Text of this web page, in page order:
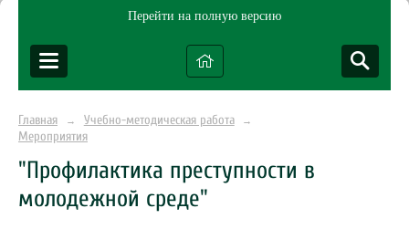
Перейти на полную версию
Главная → Учебно-методическая работа →
Мероприятия
"Профилактика преступности в
молодежной среде"